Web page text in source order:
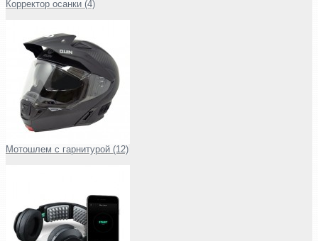
Корректор осанки (4)
Мотошлем с гарнитурой (12)